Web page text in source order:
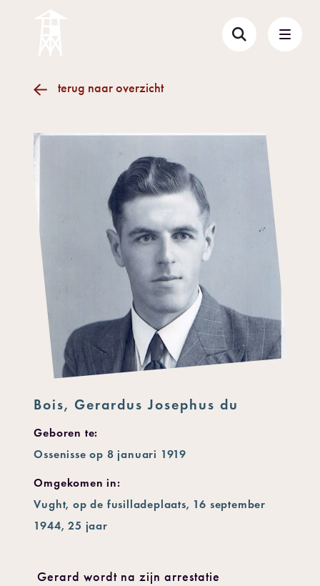
terug naar overzicht
Bois, Gerardus Josephus du
Geboren te:
Ossenisse op 8 januari 1919
Omgekomen in:
Vught, op de fusilladeplaats, 16 september
1944, 25 jaar
Gerard wordt na zijn arrestatie